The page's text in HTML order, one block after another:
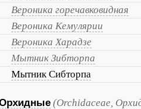
Вероника горечавковидная
Вероника Кемулярии
Вероника Харадзе
Мытник Зибторпа
Мытник Сибторпа
(Orchidaceae,